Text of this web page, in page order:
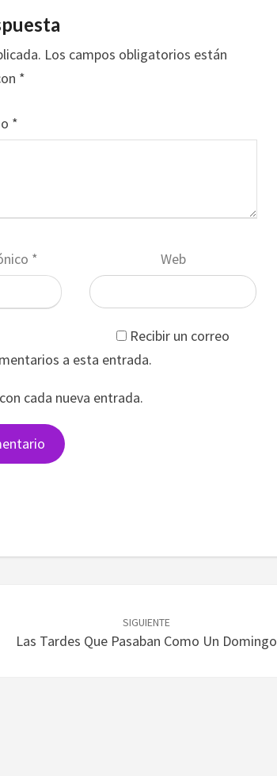
Los campos obligatorios están
*
*
* Web
Recibir un correo
a esta entrada.
cada nueva entrada.
SIGUIENTE
Las Tardes Que Pasaban Como Un Domingo